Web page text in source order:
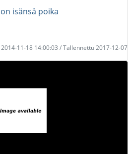
isänsä poika
2014-11-18 14:00:03 / Tallennettu 2017-12-07